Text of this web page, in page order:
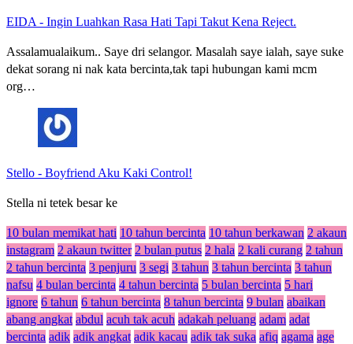
EIDA - Ingin Luahkan Rasa Hati Tapi Takut Kena Reject.
Assalamualaikum.. Saye dri selangor. Masalah saye ialah, saye suke
dekat sorang ni nak kata bercinta,tak tapi hubungan kami mcm
org…
Stello - Boyfriend Aku Kaki Control!
Stella ni tetek besar ke
10 bulan memikat hati 10 tahun bercinta 10 tahun berkawan 2 akaun
instagram 2 akaun twitter 2 bulan putus 2 hala 2 kali curang 2 tahun
2 tahun bercinta 3 penjuru 3 segi 3 tahun 3 tahun bercinta 3 tahun
nafsu 4 bulan bercinta 4 tahun bercinta 5 bulan bercinta 5 hari
ignore 6 tahun 6 tahun bercinta 8 tahun bercinta 9 bulan abaikan
abang angkat abdul acuh tak acuh adakah peluang adam adat
bercinta adik adik angkat adik kacau adik tak suka afiq agama age